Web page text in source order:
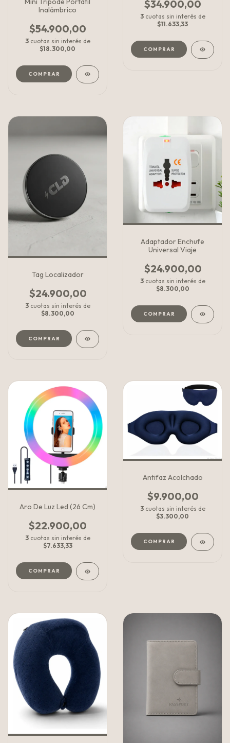
Inalámbrico
$54.900,00
3 cuotas sin interés de
$18.300,00
COMPRAR
$34.900,00
3 cuotas sin interés de
$11.633,33
Tag Localizador
$24.900,00
3 cuotas sin interés de
$8.300,00
Adaptador Enchufe
Universal Viaje
$24.900,00
3 cuotas sin interés de
$8.300,00
Aro De Luz Led (26 Cm)
$22.900,00
3 cuotas sin interés de
$7.633,33
Antifaz Acolchado
$9.900,00
3 cuotas sin interés de
$3.300,00
COMPRAR